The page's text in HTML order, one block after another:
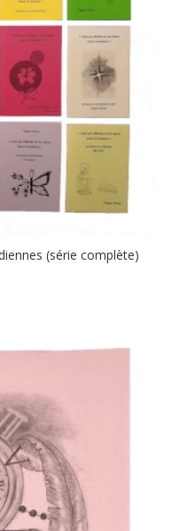
(série complète)